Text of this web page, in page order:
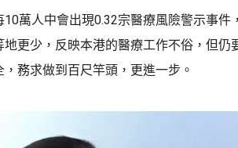
萬人中會出現0.32宗醫療風險警示事件
更少，反映本港的醫療工作不俗，但仍
務求做到百尺竿頭，更進一步。